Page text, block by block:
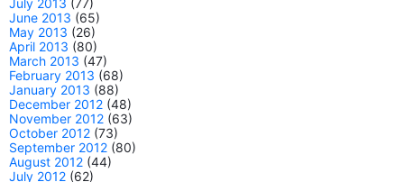
July 2013 (77)
June 2013 (65)
May 2013 (26)
April 2013 (80)
March 2013 (47)
February 2013 (68)
January 2013 (88)
December 2012 (48)
November 2012 (63)
October 2012 (73)
September 2012 (80)
August 2012 (44)
July 2012 (62)